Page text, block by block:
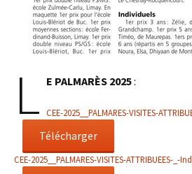
L E PALMARÈS 2025:
CEE-2025__PALMARES-VISITES-
Télécharger
CEE-2025__PALMARES-VISITES-ATTRIBUEES-_-